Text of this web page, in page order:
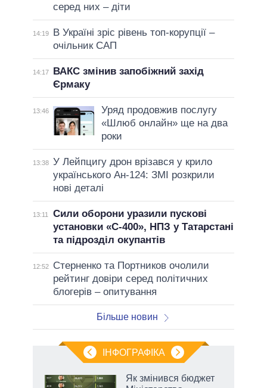
серед них – діти
14:19
В Україні зріс рівень топ-корупції –
очільник САП
14:17
ВАКС змінив запобіжний захід
Єрмаку
13:46
Уряд продовжив послугу
«Шлюб онлайн» ще на два
роки
13:38 У Лейпцигу дрон врізався у крило
українського Ан-124: ЗМІ розкрили
нові деталі
13:11
Сили оборони уразили пускові
установки «С-400», НПЗ у Татарстані
та підрозділ окупантів
12:52
Стерненко та Портников очолили
рейтинг довіри серед політичних
блогерів – опитування
Більше новин
ІНФОГРАФІКА
Як змінився бюджет